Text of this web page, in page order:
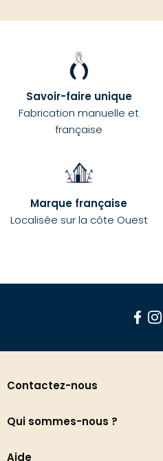
Savoir-faire unique
Fabrication manuelle et
française
Marque française
Localisée sur la côte Ouest
Contactez-nous
Qui sommes-nous ?
Aide